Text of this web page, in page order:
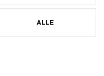
ALLE